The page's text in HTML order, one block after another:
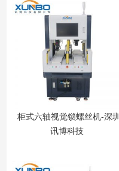
柜式六轴视觉锁螺丝机-深圳
讯博科技